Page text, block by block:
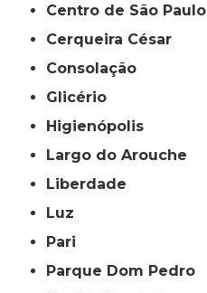
Centro de São Paulo
Cerqueira César
Consolação
Glicério
Higienópolis
Largo do Arouche
Liberdade
Luz
Pari
Parque Dom Pedro